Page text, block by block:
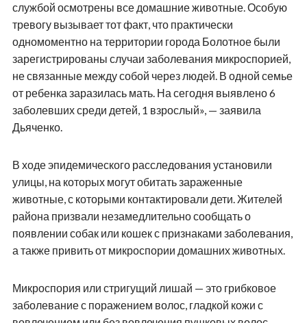
службой осмотрены все домашние животные. Особую
тревогу вызывает тот факт, что практически
одномоментно на территории города Болотное были
зарегистрированы случаи заболевания микроспорией,
не связанные между собой через людей. В одной семье
от ребенка заразилась мать. На сегодня выявлено 6
заболевших среди детей, 1 взрослый», — заявила
Дьяченко.
В ходе эпидемического расследования установили
улицы, на которых могут обитать зараженные
животные, с которыми контактировали дети. Жителей
района призвали незамедлительно сообщать о
появлении собак или кошек с признаками заболевания,
а также привить от микроспории домашних животных.
Микроспория или стригущий лишай — это грибковое
заболевание с поражением волос, гладкой кожи с